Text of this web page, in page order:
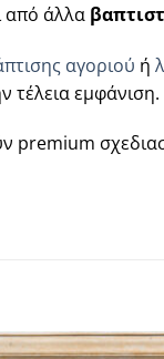
από άλλα
αγοριού ή
τέλεια εμφάνιση.
premium